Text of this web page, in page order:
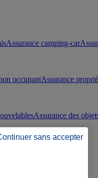
Assurance camping-car
occupantAssurance
Assurance des
sans accepter